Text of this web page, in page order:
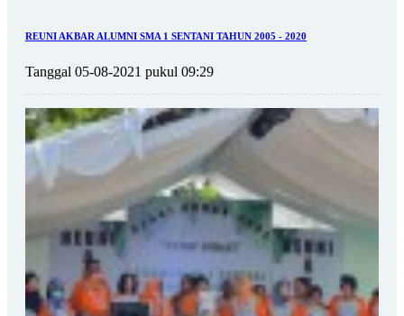
REUNI AKBAR ALUMNI SMA 1 SENTANI TAHUN 2005 - 2020
Tanggal 05-08-2021 pukul 09:29